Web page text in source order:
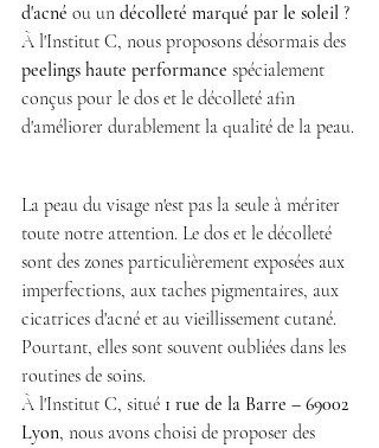
d'acné ou un décolleté marqué par le soleil ?
À l'Institut C, nous proposons désormais des
peelings haute performance spécialement
conçus pour le dos et le décolleté afin
d'améliorer durablement la qualité de la peau.
La peau du visage n'est pas la seule à mériter
toute notre attention. Le dos et le décolleté
sont des zones particulièrement exposées aux
imperfections, aux taches pigmentaires, aux
cicatrices d'acné et au vieillissement cutané.
Pourtant, elles sont souvent oubliées dans les
routines de soins.
À l'Institut C, situé 1 rue de la Barre – 69002
Lyon, nous avons choisi de proposer des